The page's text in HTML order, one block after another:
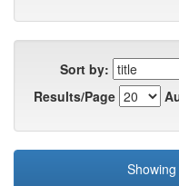
Sort by:
Results/Page